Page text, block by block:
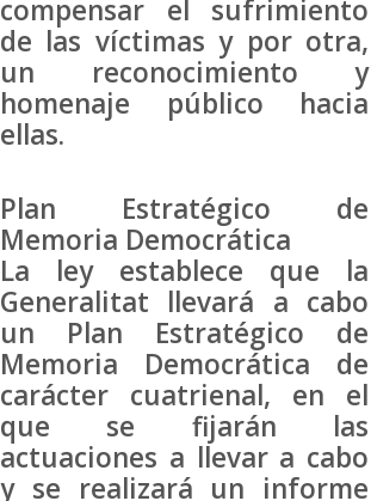
compensar el sufrimiento
de las víctimas y por otra,
un reconocimiento y
homenaje público hacia
ellas.
Plan Estratégico de
Memoria Democrática
La ley establece que la
Generalitat llevará a cabo
un Plan Estratégico de
Memoria Democrática de
carácter cuatrienal, en el
que se fijarán las
actuaciones a llevar a cabo
y se realizará un informe